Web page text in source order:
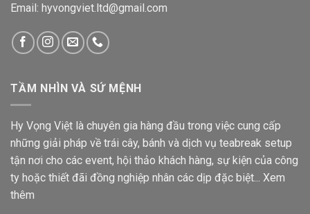
Email: hyvongviet.ltd@gmail.com
TẦM NHÌN VÀ SỨ MỆNH
Hy Vọng Việt là chuyên gia hàng đầu trong việc cung cấp
những giải pháp về trái cây, bánh và dịch vụ teabreak setup
tận nơi cho các event, hội thảo khách hàng, sự kiện của công
ty hoặc thiết đãi đồng nghiệp nhân các dịp đặc biệt... Xem
thêm